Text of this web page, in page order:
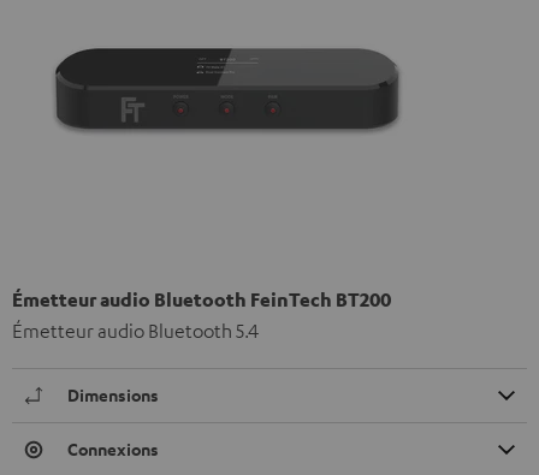
Émetteur audio Bluetooth FeinTech BT200
Émetteur audio Bluetooth 5.4
Dimensions
Connexions